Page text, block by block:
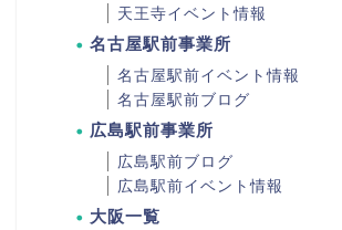
天王寺イベント情報
名古屋駅前事業所
名古屋駅前イベント情報
名古屋駅前ブログ
広島駅前事業所
広島駅前ブログ
広島駅前イベント情報
大阪一覧